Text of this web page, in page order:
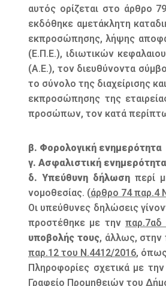
αυτός ορίζεται στο άρθρο
εκδόθηκε αμετάκλητη
εκπροσώπησης, λήψης
(Ε.Π.Ε.), ιδιωτικών
(Α.Ε.), τον διευθύνοντα
το σύνολο της διαχείρισης και
εκπροσώπησης της
προσώπων, τον κατά
β. Φορολογική ενημερότητα
γ. Ασφαλιστική ενημερότητα
δ. Υπεύθυνη δήλωσηπερί
νομοθεσίας. (άρθρο 74 παρ.4
Οι υπεύθυνες δηλώσεις
προστέθηκε με τηνπαρ.7αδ
υποβολής τους, άλλως, στην
παρ.12 του Ν.4412/2016,
Πληροφορίες σχετικά με
Γραφείο Προμηθειών του